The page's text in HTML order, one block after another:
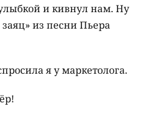
и кивнул нам. Ну
из песни Пьера
я у маркетолога.